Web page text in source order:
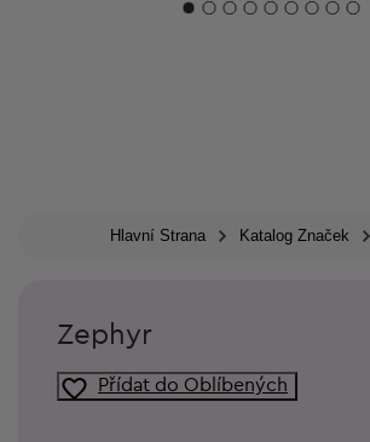
Hlavní Strana Katalog Značek
Zephyr
Přídat do Oblíbených